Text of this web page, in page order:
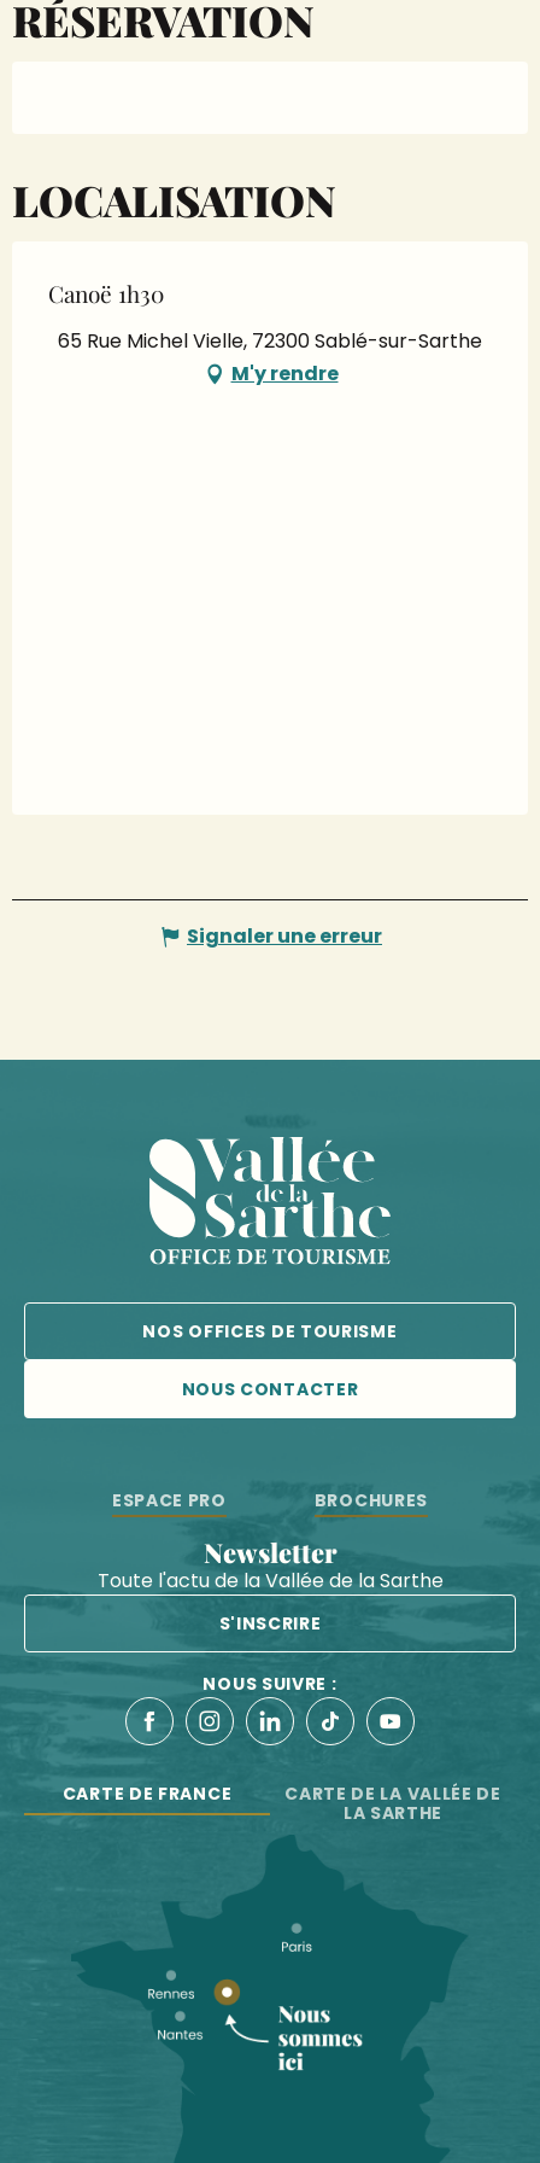
RÉSERVATION
LOCALISATION
Canoë 1h30
65 Rue Michel Vielle, 72300 Sablé-sur-Sarthe
M'y rendre
Signaler une erreur
NOS OFFICES DE TOURISME
NOUS CONTACTER
ESPACE PRO BROCHURES
Newsletter
Toute l'actu de la Vallée de la Sarthe
S'INSCRIRE
NOUS SUIVRE :
CARTE DE FRANCE
CARTE DE LA VALLÉE DE
LA SARTHE